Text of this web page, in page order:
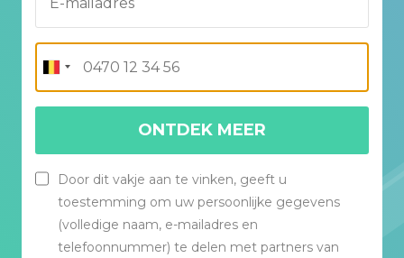
ONTDEK MEER
Door dit vakje aan te vinken, geeft u
toestemming om uw persoonlijke gegevens
(volledige naam, e-mailadres en
telefoonnummer) te delen met partners van